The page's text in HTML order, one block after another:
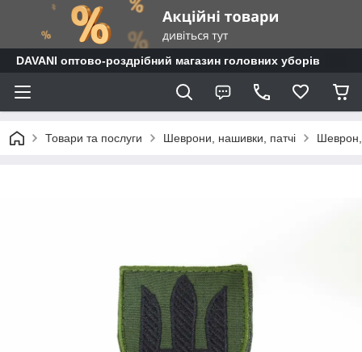
DAVANI оптово-роздрібний магазин головних уборів
Товари та послуги Шеврони, нашивки, патчі Шеврон,